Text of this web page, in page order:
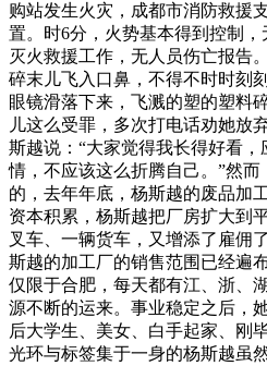
购站发生火灾，成都市消防救援
置。时6分，火势基本得到控制
灭火救援工作，无人员伤亡报告
碎末儿飞入口鼻，不得不时时刻
眼镜滑落下来，飞溅的塑的塑料
儿这么受罪，多次打电话劝她放
斯越说：“大家觉得我长得好看
情，不应该这么折腾自己。”然
的，去年年底，杨斯越的废品加
资本积累，杨斯越把厂房扩大到
叉车、一辆货车，又增添了雇佣
斯越的加工厂的销售范围已经遍
仅限于合肥，每天都有江、浙、
源不断的运来。事业稳定之后，
后大学生、美女、白手起家、刚
光环与标签集于一身的杨斯越虽